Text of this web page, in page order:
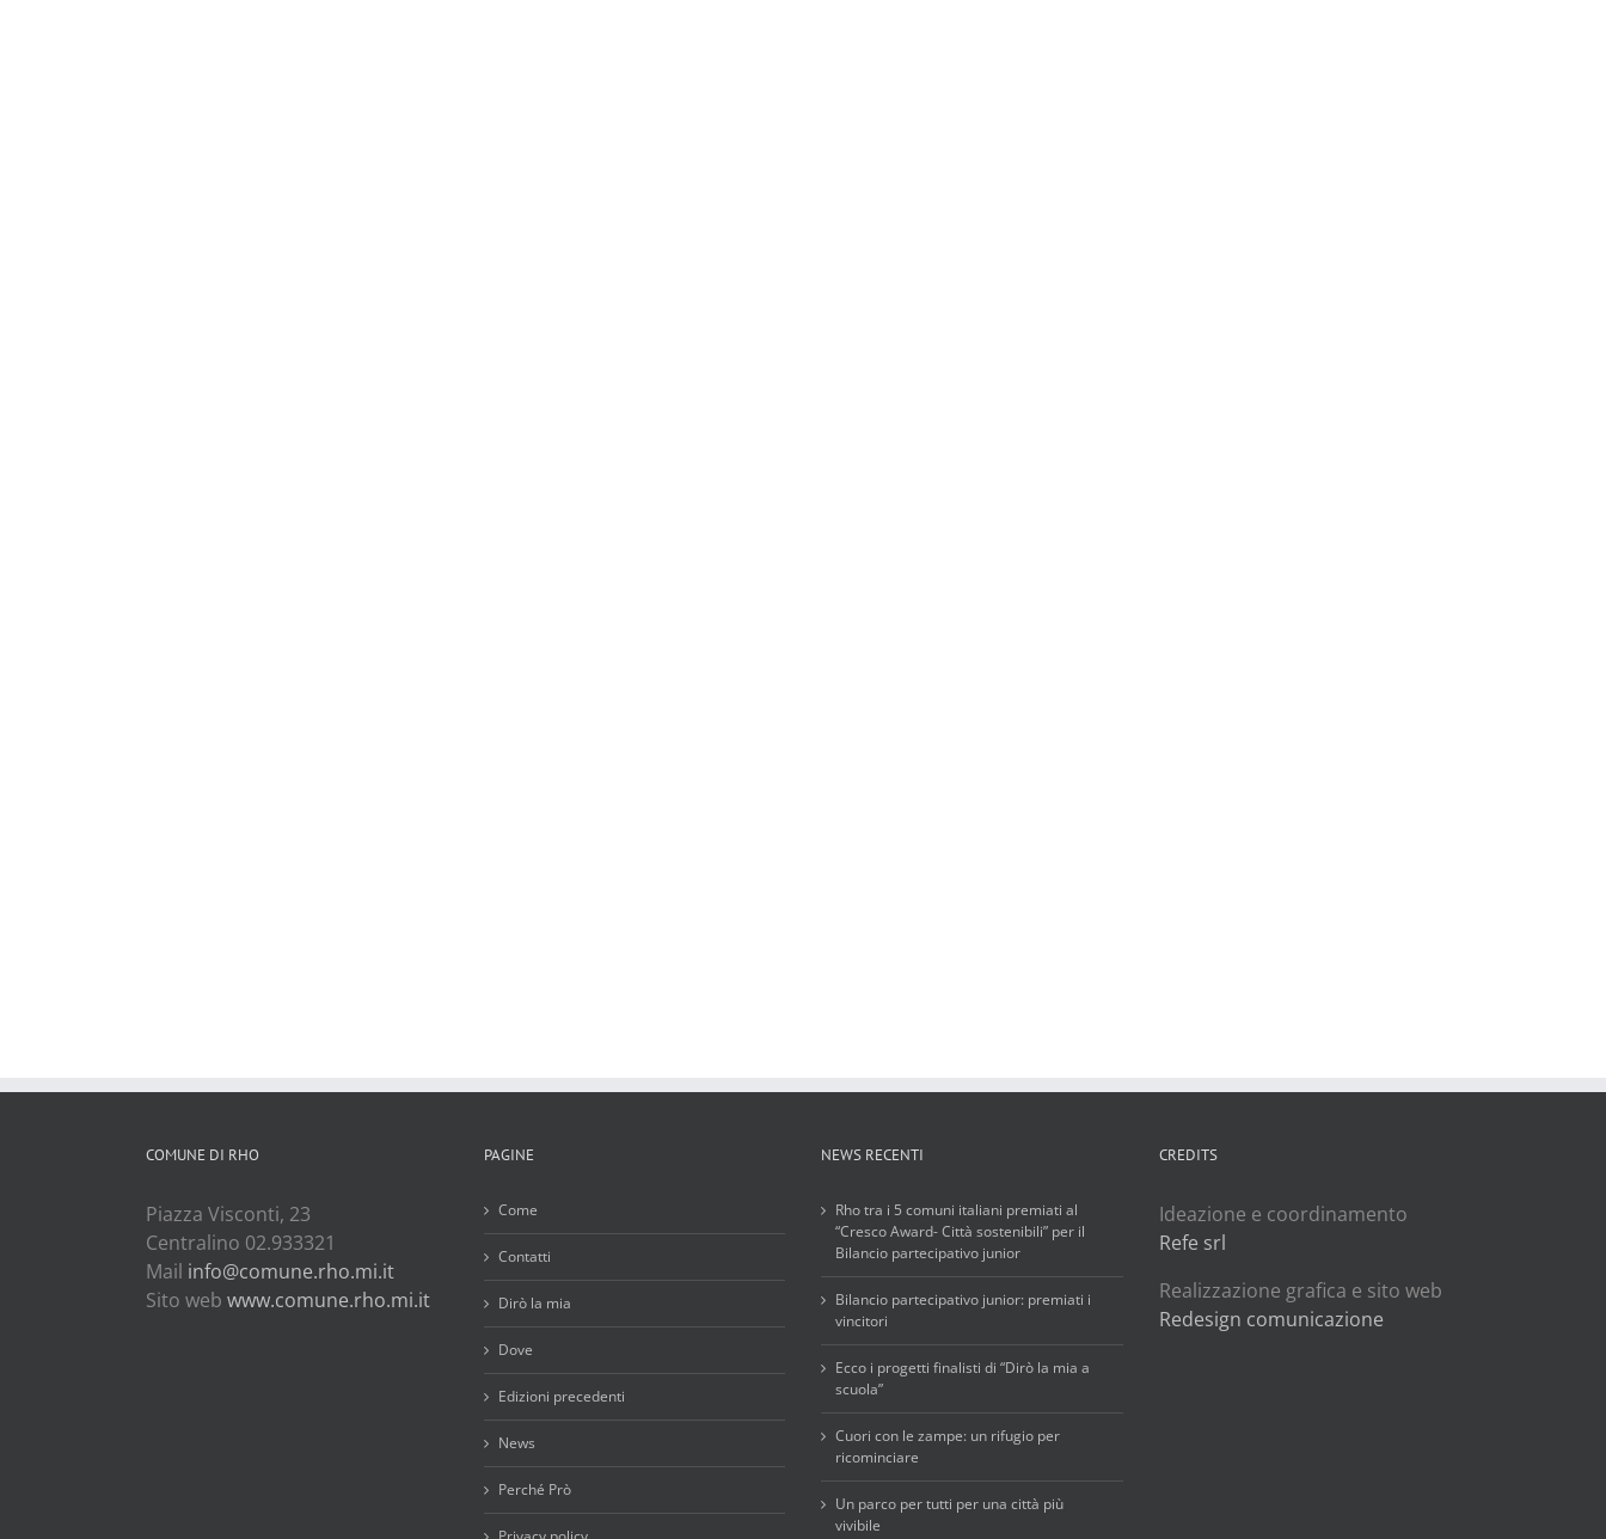
COMUNE DI RHO
Piazza Visconti, 23
Centralino 02.933321
Mail info@comune.rho.mi.it
Sito web www.comune.rho.mi.it
PAGINE
Come
Contatti
Dirò la mia
Dove
Edizioni precedenti
News
Perché Prò
NEWS RECENTI
Rho tra i 5 comuni italiani premiati al
“Cresco Award- Città sostenibili” per il
Bilancio partecipativo junior
Bilancio partecipativo junior: premiati i
vincitori
Ecco i progetti finalisti di “Dirò la mia a
scuola”
Cuori con le zampe: un rifugio per
ricominciare
Un parco per tutti per una città più
vivibile
CREDITS
Ideazione e coordinamento
Refe srl
Realizzazione grafica e sito web
Redesign comunicazione